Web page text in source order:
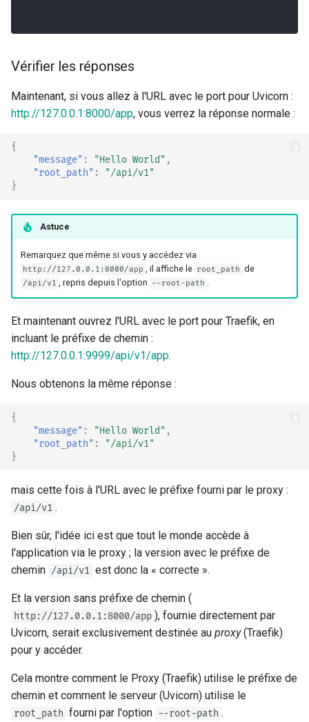
Vérifier les réponses
Maintenant, si vous allez à l'URL avec le port pour Uvicorn :
http://127.0.0.1:8000/app, vous verrez la réponse normale :
{
"message" : "Hello World" ,
"root_path" :
"/api/v1"
}
Astuce
Remarquez que même si vous y accédez via
http://127.0.0.1:8000/app , il affiche le root_path de
/api/v1 , repris depuis l'option --root-path
Et maintenant ouvrez l'URL avec le port pour Traefik, en
incluant le préfixe de chemin :
http://127.0.0.1:9999/api/v1/app.
Nous obtenons la même réponse :
{
"message" : "Hello World" ,
"root_path" :
"/api/v1"
}
mais cette fois à l'URL avec le préfixe fourni par le proxy :
/api/v1 .
Bien sûr, l'idée ici est que tout le monde accède à
l'application via le proxy ; la version avec le préfixe de
chemin /api/v1 est donc la « correcte ».
Et la version sans préfixe de chemin (
http://127.0.0.1:8000/app ), fournie directement par
Uvicorn, serait exclusivement destinée au proxy(Traefik)
pour y accéder.
Cela montre comment le Proxy (Traefik) utilise le préfixe de
chemin et comment le serveur (Uvicorn) utilise le
root_path fourni par l'option --root-path .